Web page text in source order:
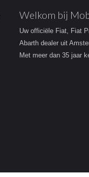
Welkom bij
Uw officiële Fiat, Fiat
Abarth dealer uit
Met meer dan 35 jaar